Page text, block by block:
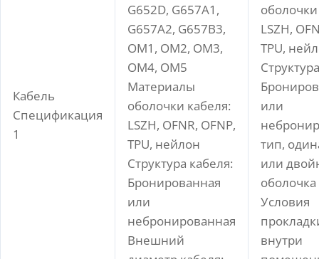
Кабель
Спецификация
1
G652D, G657A1,
G657A2, G657B3,
OM1, OM2, OM3,
OM4, OM5
Материалы
оболочки кабеля:
LSZH, OFNR, OFNP,
TPU, нейлон
Структура кабеля:
Бронированная
или
небронированная
Внешний
LSZH,
TPU,
или
тип,
или
оболочка
Условия
внутри